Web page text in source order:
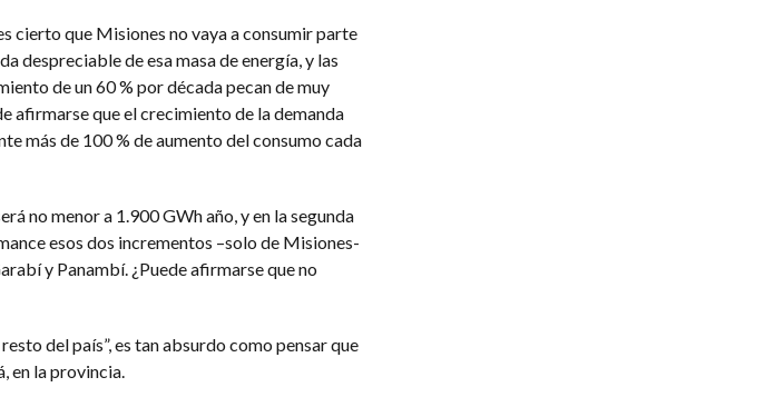
cierto que Misiones no vaya a consumir parte
despreciable de esa masa de energía, y las
de un 60 % por década pecan de muy
afirmarse que el crecimiento de la demanda
más de 100 % de aumento del consumo cada
no menor a 1.900 GWh año, y en la segunda
esos dos incrementos –solo de Misiones-
y Panambí. ¿Puede afirmarse que no
del país”, es tan absurdo como pensar que
en la provincia.